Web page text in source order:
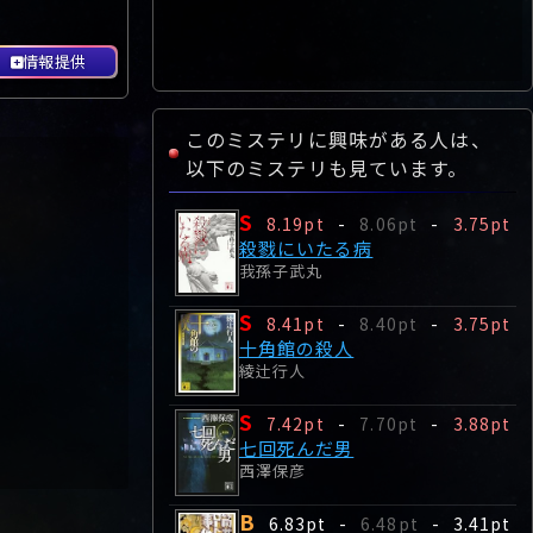
情報提供
このミステリに興味がある人は、
以下のミステリも見ています。
S 8.19pt - 8.06pt - 3.75pt
殺戮にいたる病
我孫子武丸
S 8.41pt - 8.40pt - 3.75pt
十角館の殺人
綾辻行人
S 7.42pt - 7.70pt - 3.88pt
七回死んだ男
西澤保彦
B 6.83pt - 6.48pt - 3.41pt